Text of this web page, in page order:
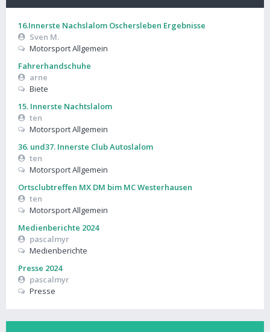
16.Innerste Nachslalom Oschersleben Ergebnisse
Sven M.
Motorsport Allgemein
Fahrerhandschuhe
arne
Biete
15. Innerste Nachtslalom
ten
Motorsport Allgemein
36. und37. Innerste Club Autoslalom
ten
Motorsport Allgemein
Ortsclubtreffen MX DM bim MC Westerhausen
ten
Motorsport Allgemein
Medienberichte 2024
pascalmyr
Medienberichte
Presse 2024
pascalmyr
Presse